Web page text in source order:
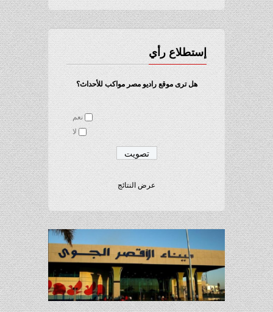
إستطلاع رأي
هل ترى موقع راديو مصر مواكب للأحداث؟
نعم
لا
عرض النتائج